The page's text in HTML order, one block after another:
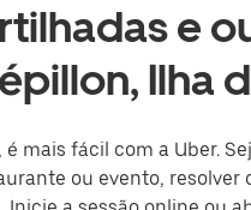
e
Ilha
mais fácil com a Uber.
ou evento, resolver